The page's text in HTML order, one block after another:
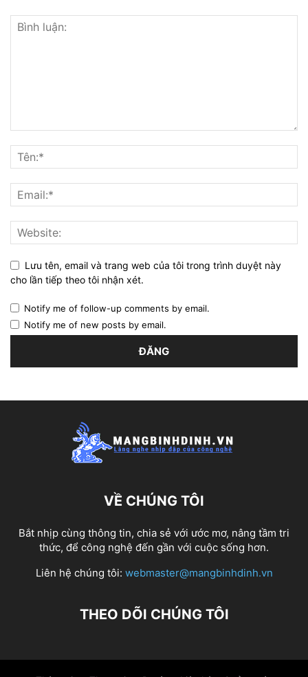
Lưu tên, email và trang web của tôi trong trình duyệt này
cho lần tiếp theo tôi nhận xét.
Notify me of follow-up comments by email.
Notify me of new posts by email.
VỀ CHÚNG TÔI
Bắt nhịp cùng thông tin, chia sẻ với ước mơ, nâng tầm tri
thức, để công nghệ đến gần với cuộc sống hơn.
Liên hệ chúng tôi: webmaster@mangbinhdinh.vn
THEO DÕI CHÚNG TÔI